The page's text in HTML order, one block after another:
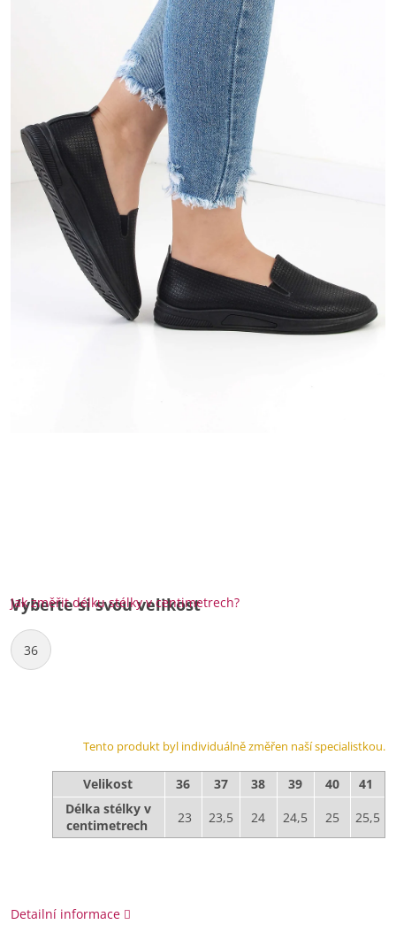
Jak změřit délku stélky v centimetrech?
Vyberte si svou velikost
36
Tento produkt byl individuálně změřen naší specialistkou.
Velikost 36 37 38 39 40
41
Délka stélky v
centimetrech
23 23,5 24 24,5 25 25,5
Detailní informace